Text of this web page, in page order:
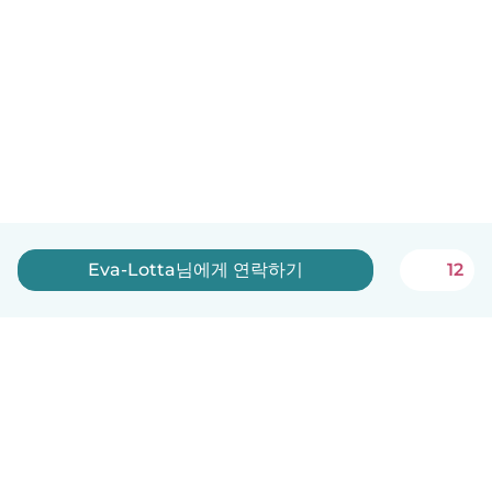
Eva-Lotta님에게 연락하기 12